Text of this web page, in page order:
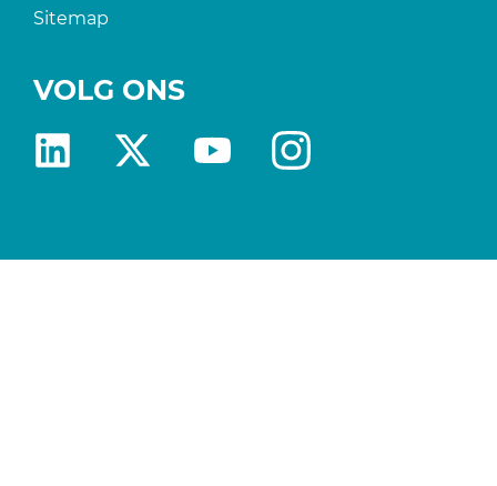
Sitemap
VOLG ONS